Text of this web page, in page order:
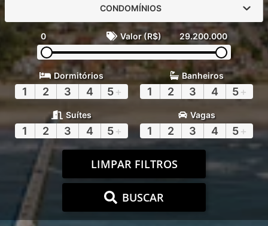
CONDOMÍNIOS
0 Valor (R$) 29.200.000
Dormitórios
1 2 3 4 5+
Banheiros
1 2 3 4 5+
Suítes
1 2 3 4 5+
Vagas
1 2 3 4 5+
LIMPAR FILTROS
BUSCAR